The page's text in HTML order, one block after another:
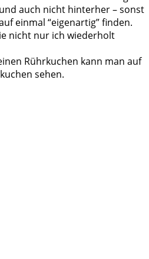
auch nicht hinterher – sonst
einmal “eigenartig” finden.
nicht nur ich wiederholt
Rührkuchen kann man auf
sehen.